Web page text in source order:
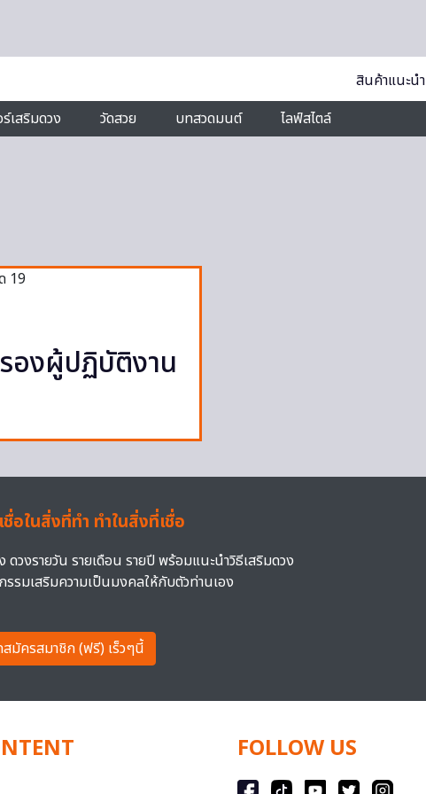
สินค้าแนะนำ
เสริมดวง วัดสวย บทสวดมนต์ ไลฟ์สไตล์
องผู้ปฏิบัติงาน
อในสิ่งที่ทำ ทำในสิ่งที่เชื่อ
ดวงรายวัน รายเดือน รายปี พร้อมแนะนำวิธีเสริมดวง
รรมเสริมความเป็นมงคลให้กับตัวท่านเอง
สมัครสมาชิก (ฟรี) เร็วๆนี้
FOLLOW US